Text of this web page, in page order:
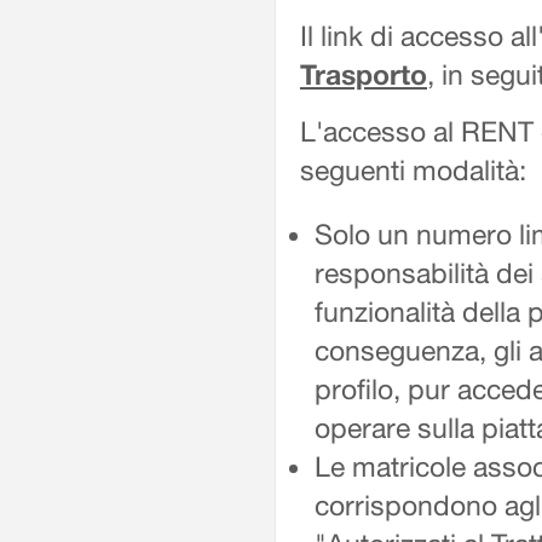
Il link di accesso
Trasporto, in
L'accesso al
seguenti modalità:
Solo un numero
responsabilità
funzionalità della
conseguenza, gli
profilo, pur
operare sulla
Le matricole
corrispondono